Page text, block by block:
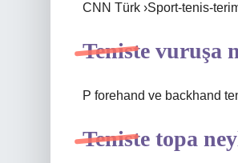
CNN Türk ›Sport-tenis-
Teniste vuruşa
P forehand ve backhand
Teniste topa